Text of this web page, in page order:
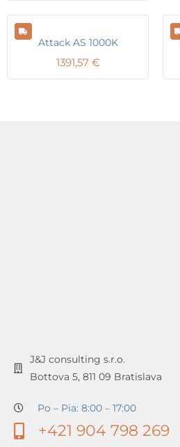
Attack AS 1000K
1391,57 €
J&J consulting s.r.o.
Bottova 5, 811 09 Bratislava
Po – Pia: 8:00 – 17:00
+421 904 798 269